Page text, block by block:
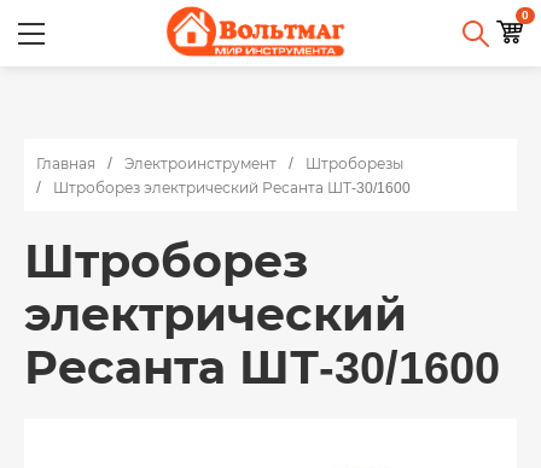
0
Главная Электроинструмент
Штроборезы
Штроборез электрический Ресанта ШТ-30/1600
Штроборез
электрический
Ресанта ШТ-30/1600